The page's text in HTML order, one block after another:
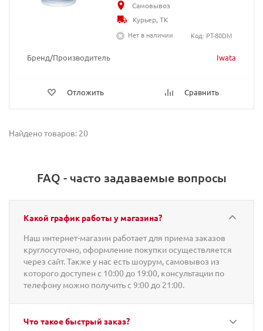
Бренд/Производитель Iwata
Отложить Сравнить
Самовывоз
Курьер, ТК
Нет в наличии
Код: PT-80DM
Найдено товаров: 20
FAQ - часто задаваемые вопросы
Какой график работы у магазина?
Наш интернет-магазин работает для приема заказов
круглосуточно, оформление покупки осуществляется
через сайт. Также у нас есть шоурум, самовывоз из
которого доступен с 10:00 до 19:00, консультации по
телефону можно получить с 9:00 до 21:00.
Что такое быстрый заказ?